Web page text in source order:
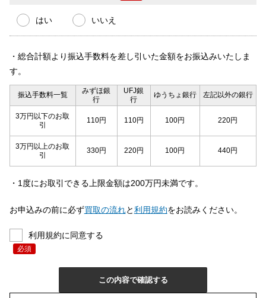
はい いいえ
・総合計額より振込手数料を差し引いた金額をお振込みいたしま
す。
振込手数料一覧
みずほ銀
行
UFJ銀
行
ゆうちょ銀行 左記以外の銀行
3万円以下のお取
引
110円 110円 100円 220円
3万円以上のお取
引
330円 220円 100円 440円
・1度にお取引できる上限金額は200万円未満です。
お申込みの前に必ず買取の流れと利用規約をお読みください。
利用規約に同意する
必須